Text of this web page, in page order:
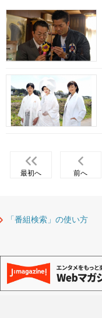
最初へ 前へ
「番組検索」の使い方